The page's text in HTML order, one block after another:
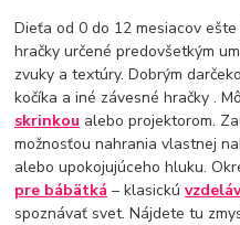
Dieťa od 0 do 12 mesiacov
hračky určené predovšetkým
zvuky a textúry. Dobrým
kočíka a iné závesné hračky .
skrinkou alebo projektorom.
možnosťou nahrania vlastnej
alebo upokojujúceho hluku.
pre bábätká – klasickú
spoznávať svet. Nájdete tu